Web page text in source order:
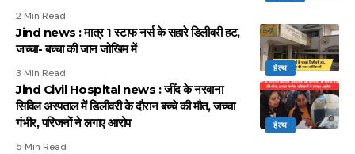
2 Min Read
हेल्थ
Jind news : मात्र 1 स्टाफ नर्स के सहारे डिलीवरी हट,
जच्चा- बच्चा की जान जोखिम में
3 Min Read
हेल्थ
Jind Civil Hospital news : जींद के नरवाना
सिविल अस्पताल में डिलीवरी के दौरान बच्चे की मौत, जच्चा
गंभीर, परिजनों ने लगाए आरोप
5 Min Read